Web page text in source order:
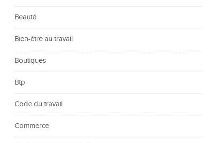
Beauté
Bien-être au travail
Boutiques
Btp
Code du travail
Commerce